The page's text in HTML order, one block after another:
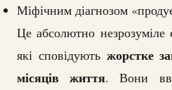
Міфічним діагнозом
Це абсолютно незрозуміле
які сповідують жорстке
місяців життя. Вони